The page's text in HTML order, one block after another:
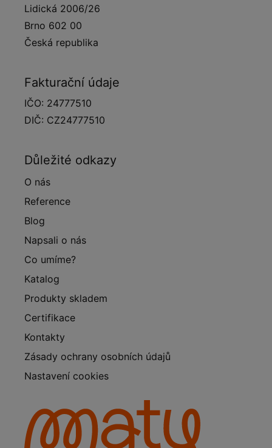
Lidická 2006/26
Brno 602 00
Česká republika
Fakturační údaje
IČO: 24777510
DIČ: CZ24777510
Důležité odkazy
O nás
Reference
Blog
Napsali o nás
Co umíme?
Katalog
Produkty skladem
Certifikace
Kontakty
Zásady ochrany osobních údajů
Nastavení cookies